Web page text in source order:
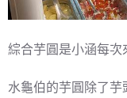
綜合芋圓是小涵每次
水龜伯的芋圓除了